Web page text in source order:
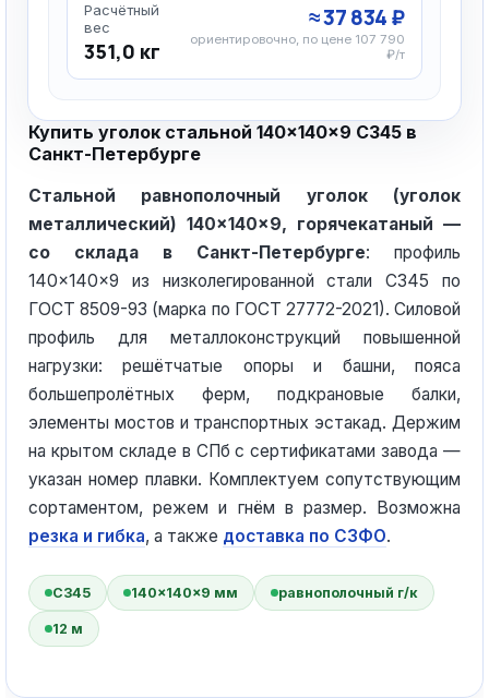
Расчётный
вес
351,0 кг
≈ 37 834 ₽
ориентировочно, по цене 107 790
₽/т
Купить уголок стальной 140×140×9 С345 в
Санкт-Петербурге
Стальной равнополочный уголок (уголок
металлический) 140×140×9, горячекатаный —
со склада в Санкт-Петербурге: профиль
140×140×9 из низколегированной стали С345 по
ГОСТ 8509-93 (марка по ГОСТ 27772-2021). Силовой
профиль для металлоконструкций повышенной
нагрузки: решётчатые опоры и башни, пояса
большепролётных ферм, подкрановые балки,
элементы мостов и транспортных эстакад. Держим
на крытом складе в СПб с сертификатами завода —
указан номер плавки. Комплектуем сопутствующим
сортаментом, режем и гнём в размер. Возможна
резка и гибка, а также доставка по СЗФО.
С345 140×140×9 мм равнополочный г/к
12 м